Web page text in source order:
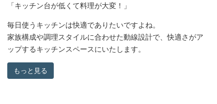
「キッチン台が低くて料理が大変！」
毎日使うキッチンは快適でありたいですよね。
家族構成や調理スタイルに合わせた動線設計で、快適さがア
ップするキッチンスペースにいたします。
もっと見る